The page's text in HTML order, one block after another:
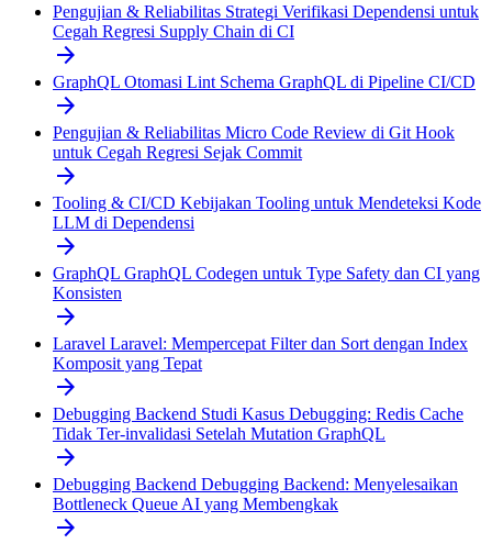
Pengujian & Reliabilitas Strategi Verifikasi Dependensi untuk
Cegah Regresi Supply Chain di CI
arrow_forward
GraphQL Otomasi Lint Schema GraphQL di Pipeline CI/CD
arrow_forward
Pengujian & Reliabilitas Micro Code Review di Git Hook
untuk Cegah Regresi Sejak Commit
arrow_forward
Tooling & CI/CD Kebijakan Tooling untuk Mendeteksi Kode
LLM di Dependensi
arrow_forward
GraphQL GraphQL Codegen untuk Type Safety dan CI yang
Konsisten
arrow_forward
Laravel Laravel: Mempercepat Filter dan Sort dengan Index
Komposit yang Tepat
arrow_forward
Debugging Backend Studi Kasus Debugging: Redis Cache
Tidak Ter-invalidasi Setelah Mutation GraphQL
arrow_forward
Debugging Backend Debugging Backend: Menyelesaikan
Bottleneck Queue AI yang Membengkak
arrow_forward